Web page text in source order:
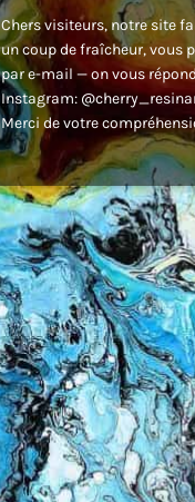
Chers visiteurs, notre site
un coup de fraîcheur, vous
par e-mail — on vous
Instagram:
Merci de votre